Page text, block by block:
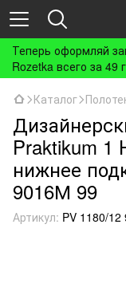
Теперь оформляй
Rozetka всего за 49
Каталог
Praktikum 1
нижнее
9016М 99
Артикул: PV 1180/